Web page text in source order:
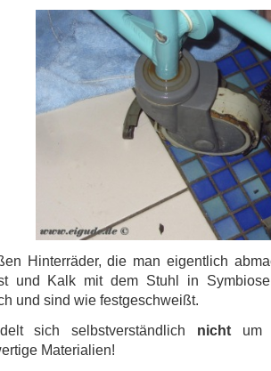
Hinterräder, die man eigentlich
und Kalk mit dem Stuhl in
und sind wie festgeschweißt.
sich selbstverständlich nichtum
Materialien!